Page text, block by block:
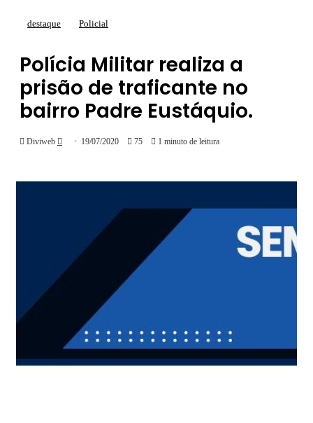
destaque Policial
Polícia Militar realiza a
prisão de traficante no
bairro Padre Eustáquio.
Diviweb
Mande19/07/2020 75 1 minuto de leitura